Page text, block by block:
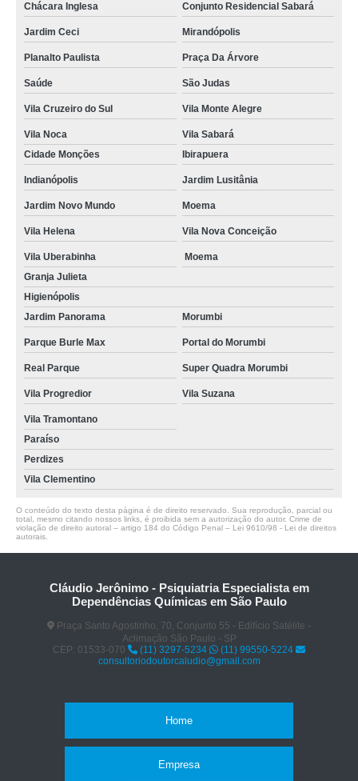
Chácara Inglesa
Conjunto Residencial Sabará
Jardim Ceci Mirandópolis
Planalto Paulista Praça Da Árvore
Saúde São Judas
Vila Cruzeiro do Sul Vila Monte Alegre
Vila Noca
Vila Sabará
Cidade Monções
Ibirapuera
Indianópolis Jardim Lusitânia
Jardim Novo Mundo Moema
Vila Helena Vila Nova Conceição
Vila Uberabinha
Moema
Granja Julieta
Higienópolis
Jardim Panorama
Morumbi
Parque Burle Max Portal do Morumbi
Real Parque Super Quadra Morumbi
Vila Progredior Vila Suzana
Vila Tramontano
Paraíso
Perdizes
Vila Clementino
O conteúdo do texto desta página é de direito reservado. Sua reprodução, parcial ou
total, mesmo citando nossos links, é proibida sem a autorização do autor. Crime de
violação de direito autoral – artigo 184 do Código Penal – Lei 9610/98 - Lei de direitos
autorais
Cláudio Jerônimo - Psiquiatria Especialista em
Dependências Químicas em São Paulo
Praça Santo Agostinho, 70, Conjunto 55 - Edifício Satélite -
Aclimação São Paulo - SP
CEP: 01533-070
(11) 3297-5234
(11) 99550-5224
consultoriodoutorcaludio@gmail.com
Home
Empresa